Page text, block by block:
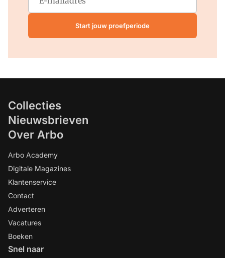
Start jouw proefperiode
Collecties
Nieuwsbrieven
Over Arbo
Arbo Academy
Digitale Magazines
Klantenservice
Contact
Adverteren
Vacatures
Boeken
Snel naar